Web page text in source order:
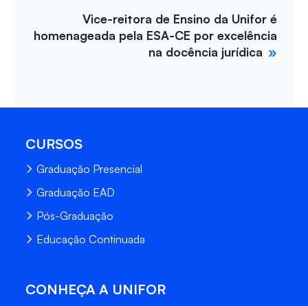
Vice-reitora de Ensino da Unifor é
homenageada pela ESA-CE por excelência
na docência jurídica
CURSOS
Graduação Presencial
Graduação EAD
Pós-Graduação
Educação Continuada
CONHEÇA A UNIFOR